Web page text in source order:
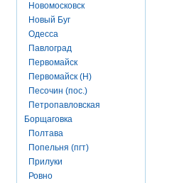
Новомосковск
Новый Буг
Одесса
Павлоград
Первомайск
Первомайск (Н)
Песочин (пос.)
Петропавловская
Борщаговка
Полтава
Попельня (пгт)
Прилуки
Ровно